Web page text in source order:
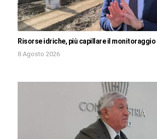
Risorse idriche, più capillare il monitoraggio
8 Agosto 2026